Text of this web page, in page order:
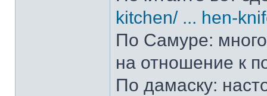
kitchen/ ... hen-
По Самуре: много
на отношение к
По дамаску: